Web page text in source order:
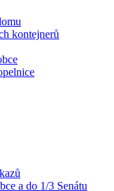
kontejnerů
a do 1/3 Senátu